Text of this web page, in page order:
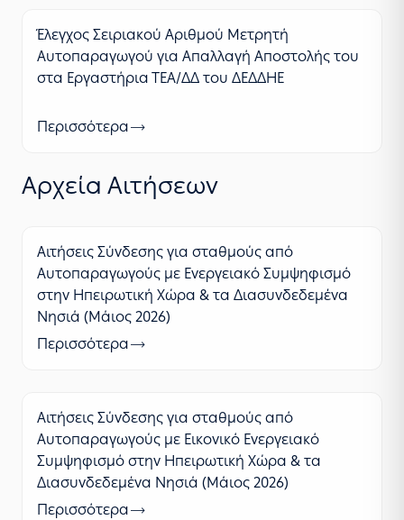
Έλεγχος Σειριακού Αριθμού Μετρητή
Αυτοπαραγωγού για Απαλλαγή Αποστολής του
στα Εργαστήρια ΤΕΑ/ΔΔ του ΔΕΔΔΗΕ
Περισσότερα
Αρχεία Αιτήσεων
Αιτήσεις Σύνδεσης για σταθμούς από
Αυτοπαραγωγούς με Ενεργειακό Συμψηφισμό
στην Ηπειρωτική Χώρα & τα Διασυνδεδεμένα
Νησιά (Μάιος 2026)
Περισσότερα
Αιτήσεις Σύνδεσης για σταθμούς από
Αυτοπαραγωγούς με Εικονικό Ενεργειακό
Συμψηφισμό στην Ηπειρωτική Χώρα & τα
Διασυνδεδεμένα Νησιά (Μάιος 2026)
Περισσότερα